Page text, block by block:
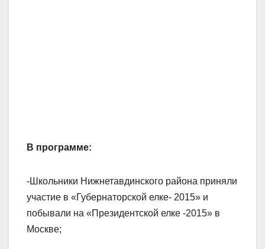
В программе:
-Школьники Нижнетавдинского района приняли
участие в «Губернаторской елке- 2015» и
побывали на «Президентской елке -2015» в
Москве;